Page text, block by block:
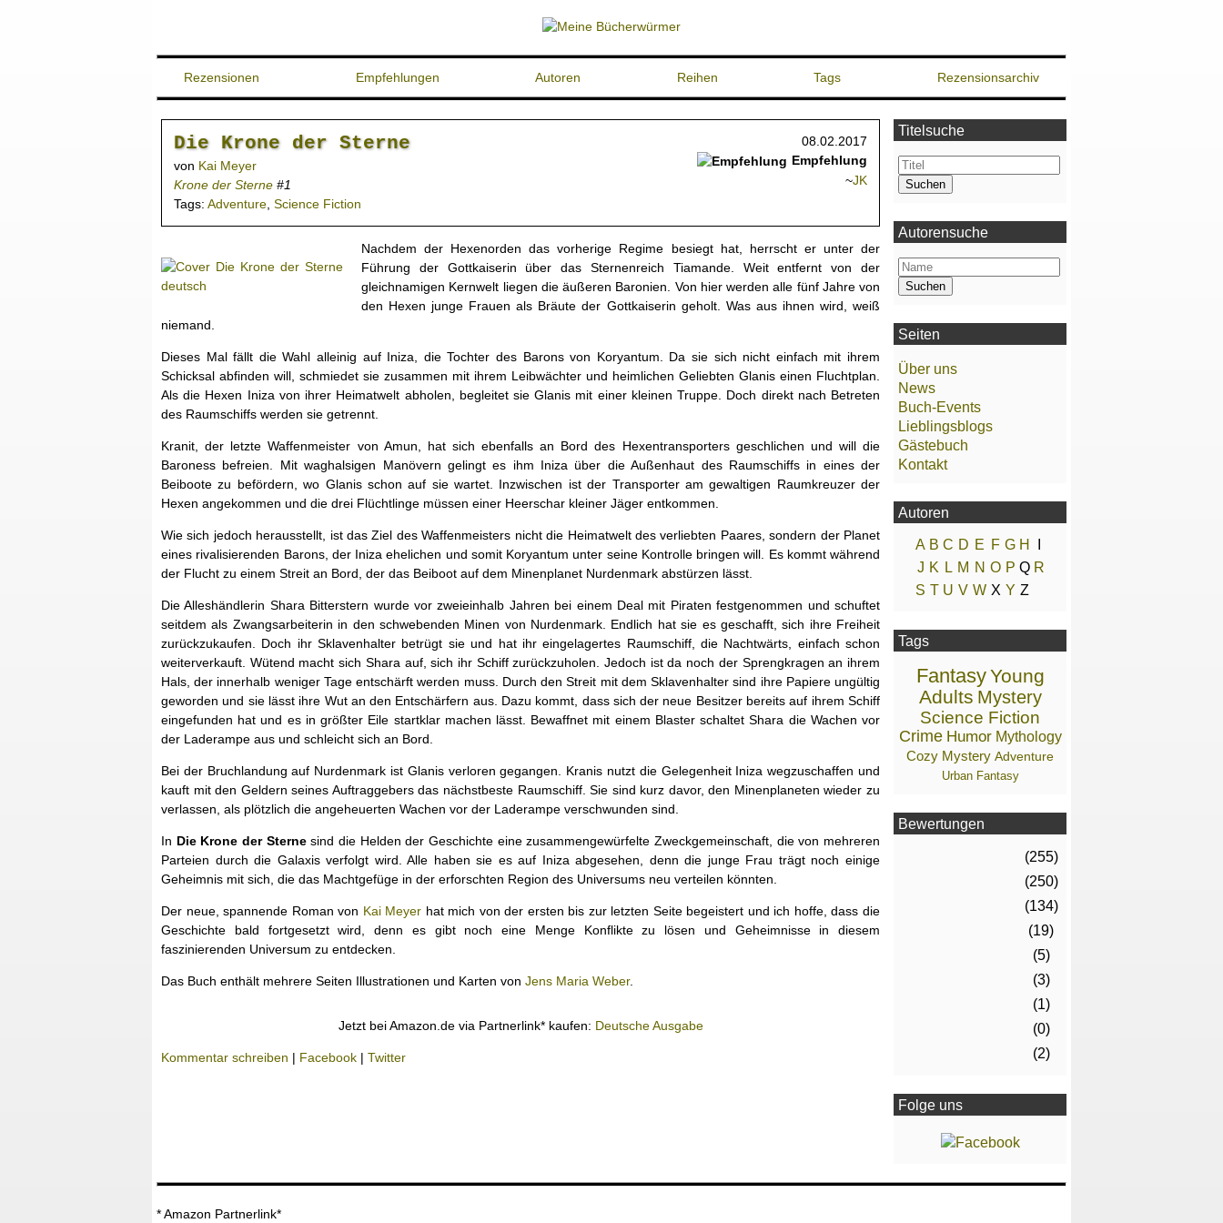
Rezensionen Empfehlungen Autoren Reihen Tags Rezensionsarchiv
Die Krone der Sterne
von Kai Meyer
Krone der Sterne #1
Tags: Adventure, Science Fiction
08.02.2017
Empfehlung
~JK
Nachdem der Hexenorden das vorherige Regime besiegt hat, herrscht er unter der
Führung der Gottkaiserin über das Sternenreich Tiamande. Weit entfernt von der
gleichnamigen Kernwelt liegen die äußeren Baronien. Von hier werden alle fünf Jahre von
den Hexen junge Frauen als Bräute der Gottkaiserin geholt. Was aus ihnen wird, weiß
niemand.
Dieses Mal fällt die Wahl alleinig auf Iniza, die Tochter des Barons von Koryantum. Da sie sich nicht einfach mit ihrem
Schicksal abfinden will, schmiedet sie zusammen mit ihrem Leibwächter und heimlichen Geliebten Glanis einen Fluchtplan.
Als die Hexen Iniza von ihrer Heimatwelt abholen, begleitet sie Glanis mit einer kleinen Truppe. Doch direkt nach Betreten
des Raumschiffs werden sie getrennt.
Kranit, der letzte Waffenmeister von Amun, hat sich ebenfalls an Bord des Hexentransporters geschlichen und will die
Baroness befreien. Mit waghalsigen Manövern gelingt es ihm Iniza über die Außenhaut des Raumschiffs in eines der
Beiboote zu befördern, wo Glanis schon auf sie wartet. Inzwischen ist der Transporter am gewaltigen Raumkreuzer der
Hexen angekommen und die drei Flüchtlinge müssen einer Heerschar kleiner Jäger entkommen.
Wie sich jedoch herausstellt, ist das Ziel des Waffenmeisters nicht die Heimatwelt des verliebten Paares, sondern der Planet
eines rivalisierenden Barons, der Iniza ehelichen und somit Koryantum unter seine Kontrolle bringen will. Es kommt während
der Flucht zu einem Streit an Bord, der das Beiboot auf dem Minenplanet Nurdenmark abstürzen lässt.
Die Alleshändlerin Shara Bitterstern wurde vor zweieinhalb Jahren bei einem Deal mit Piraten festgenommen und schuftet
seitdem als Zwangsarbeiterin in den schwebenden Minen von Nurdenmark. Endlich hat sie es geschafft, sich ihre Freiheit
zurückzukaufen. Doch ihr Sklavenhalter betrügt sie und hat ihr eingelagertes Raumschiff, die Nachtwärts, einfach schon
weiterverkauft. Wütend macht sich Shara auf, sich ihr Schiff zurückzuholen. Jedoch ist da noch der Sprengkragen an ihrem
Hals, der innerhalb weniger Tage entschärft werden muss. Durch den Streit mit dem Sklavenhalter sind ihre Papiere ungültig
geworden und sie lässt ihre Wut an den Entschärfern aus. Dazu kommt, dass sich der neue Besitzer bereits auf ihrem Schiff
eingefunden hat und es in größter Eile startklar machen lässt. Bewaffnet mit einem Blaster schaltet Shara die Wachen vor
der Laderampe aus und schleicht sich an Bord.
Bei der Bruchlandung auf Nurdenmark ist Glanis verloren gegangen. Kranis nutzt die Gelegenheit Iniza wegzuschaffen und
kauft mit den Geldern seines Auftraggebers das nächstbeste Raumschiff. Sie sind kurz davor, den Minenplaneten wieder zu
verlassen, als plötzlich die angeheuerten Wachen vor der Laderampe verschwunden sind.
In Die Krone der Sternesind die Helden der Geschichte eine zusammengewürfelte Zweckgemeinschaft, die von mehreren
Parteien durch die Galaxis verfolgt wird. Alle haben sie es auf Iniza abgesehen, denn die junge Frau trägt noch einige
Geheimnis mit sich, die das Machtgefüge in der erforschten Region des Universums neu verteilen könnten.
Der neue, spannende Roman von Kai Meyer hat mich von der ersten bis zur letzten Seite begeistert und ich hoffe, dass die
Geschichte bald fortgesetzt wird, denn es gibt noch eine Menge Konflikte zu lösen und Geheimnisse in diesem
faszinierenden Universum zu entdecken.
Das Buch enthält mehrere Seiten Illustrationen und Karten von Jens Maria Weber.
Jetzt bei Amazon.de via Partnerlink* kaufen: Deutsche Ausgabe
Kommentar schreiben | Facebook | Twitter
Titelsuche
Autorensuche
Seiten
Über uns
News
Buch-Events
Lieblingsblogs
Gästebuch
Kontakt
Autoren
A B C D E F G H
J K L M N O P Q R
S T U V W X Y Z
Tags
FantasyYoung
Adults Mystery
Science Fiction
Crime Humor Mythology
Cozy Mystery Adventure
Urban Fantasy
Bewertungen
(255)
(250)
(134)
(19)
(5)
(3)
(1)
(0)
(2)
Folge uns
* Amazon Partnerlink*